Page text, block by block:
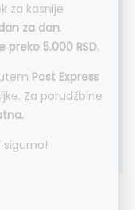
za kasnije
za dan.
5.000 RSD.
Post Express
Za porudžbine
sigurno!